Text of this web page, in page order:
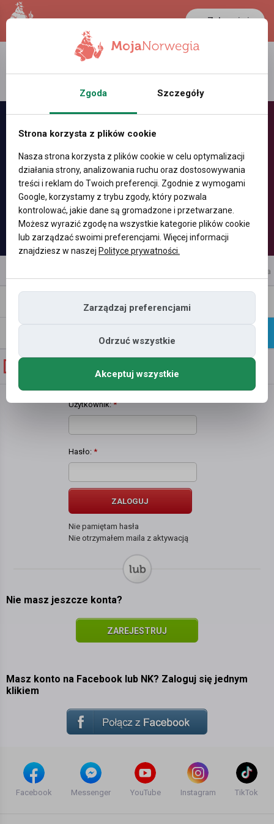
Zaloguj się
LANCASTER
26.1 °C 0.3889 PLN
reklama
wiadomość
Użytkownik:*
Hasło: *
ZALOGUJ
Nie pamiętam hasła
Nie otrzymałem maila z aktywacją
Nie masz jeszcze konta?
ZAREJESTRUJ
Masz konto na Facebook lub NK? Zaloguj się jednym
klikiem
Facebook Messenger YouTube Instagram TikTok
Zgoda Szczegóły
Strona korzysta z plików cookie
Nasza strona korzysta z plików cookie w celu optymalizacji
działania strony, analizowania ruchu oraz dostosowywania
treści i reklam do Twoich preferencji. Zgodnie z wymogami
Google, korzystamy z trybu zgody, który pozwala
kontrolować, jakie dane są gromadzone i przetwarzane.
Możesz wyrazić zgodę na wszystkie kategorie plików cookie
lub zarządzać swoimi preferencjami. Więcej informacji
znajdziesz w naszej Polityce prywatności.
Zarządzaj preferencjami
Odrzuć wszystkie
Akceptuj wszystkie